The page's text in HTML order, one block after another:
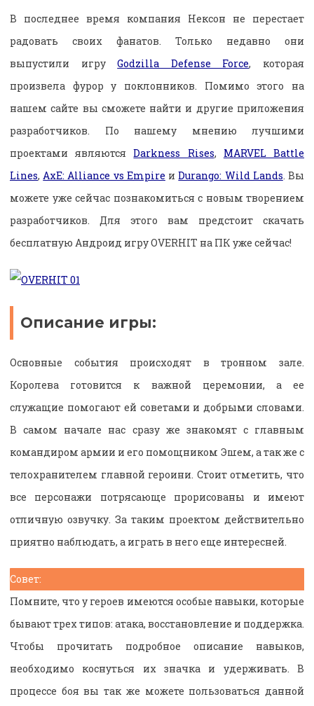
В последнее время компания Нексон не перестает
радовать своих фанатов. Только недавно они
выпустили игруGodzilla Defense Force, которая
произвела фурор у поклонников. Помимо этого на
нашем сайте вы сможете найти и другие приложения
разработчиков. По нашему мнению лучшими
проектами являютсяDarkness Rises, MARVEL Battle
Lines,AxE: Alliance vs Empire иDurango: Wild Lands. Вы
можете уже сейчас познакомиться с новым творением
разработчиков. Для этого вам предстоит скачать
бесплатную Андроид игру OVERHIT на ПК уже сейчас!
Описание игры:
Основные события происходят в тронном зале.
Королева готовится к важной церемонии, а ее
служащие помогают ей советами и добрыми словами.
В самом начале нас сразу же знакомят с главным
командиром армии и его помощником Эшем, а так же с
телохранителем главной героини. Стоит отметить, что
все персонажи потрясающе прорисованы и имеют
отличную озвучку. За таким проектом действительно
приятно наблюдать, а играть в него еще интересней.
Совет:
Помните, что у героев имеются особые навыки, которые
бывают трех типов: атака, восстановление и поддержка.
Чтобы прочитать подробное описание навыков,
необходимо коснуться их значка и удерживать. В
процессе боя вы так же можете пользоваться данной